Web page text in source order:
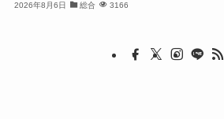
2026年8月6日 総合 3166